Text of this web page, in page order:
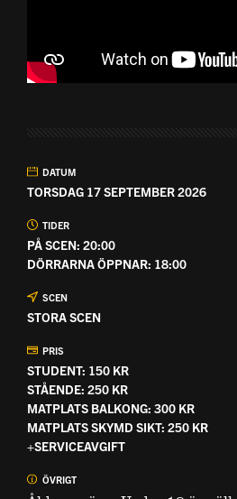
DATUM
TORSDAG 17 SEPTEMBER 2026
TIDER
PÅ SCEN: 20:00
DÖRRARNA ÖPPNAR: 18:00
SCEN
STORA SCEN
PRIS
STUDENT: 150 KR
STÅENDE: 250 KR
MATPLATS BALKONG: 300 KR
MATPLATS SKYMD SIKT: 250 KR
+SERVICEAVGIFT
ÖVRIGT